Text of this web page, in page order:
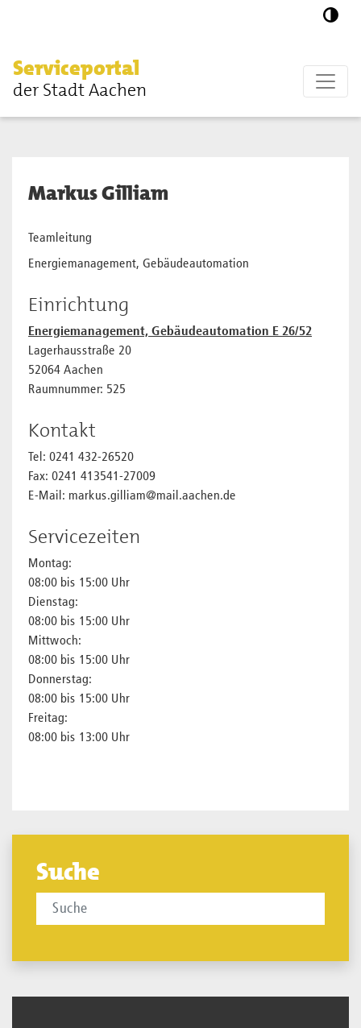
Serviceportal
der Stadt Aachen
Markus Gilliam
Teamleitung
Energiemanagement, Gebäudeautomation
Einrichtung
Energiemanagement, Gebäudeautomation E 26/52
Lagerhausstraße 20
52064 Aachen
Raumnummer: 525
Kontakt
Tel: 0241 432-26520
Fax: 0241 413541-27009
E-Mail: markus.gilliam@mail.aachen.de
Servicezeiten
Montag:
08:00 bis 15:00 Uhr
Dienstag:
08:00 bis 15:00 Uhr
Mittwoch:
08:00 bis 15:00 Uhr
Donnerstag:
08:00 bis 15:00 Uhr
Freitag:
08:00 bis 13:00 Uhr
Suche